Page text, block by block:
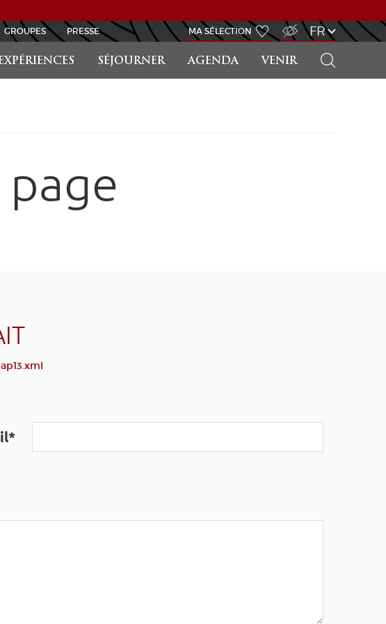
SÉJOURNER AGENDA VENIR
GROUPES PRESSE MA SÉLECTION FR